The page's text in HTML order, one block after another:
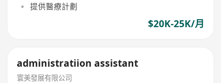
提供醫療計劃
$20K-25K/月
administratiion assistant
寰美發展有限公司